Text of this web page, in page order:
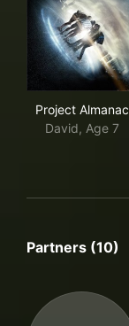
Project Almanac
David, Age 7
Partners (10)